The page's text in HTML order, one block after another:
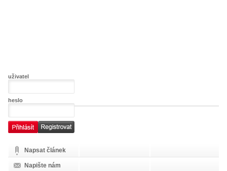
uživatel
heslo
Napsat článek
Napište nám